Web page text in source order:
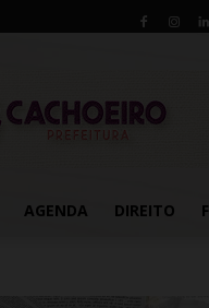
AGENDA DIREITO